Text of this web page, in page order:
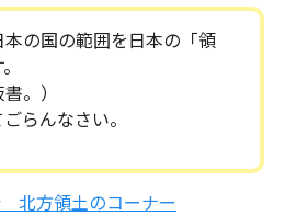
本の国の範囲を日本の「領
。）
らんなさい。
北方領土のコーナー